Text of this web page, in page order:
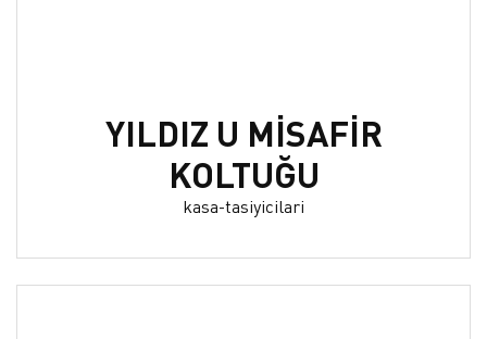
YILDIZ U MİSAFİR
KOLTUĞU
kasa-tasiyicilari